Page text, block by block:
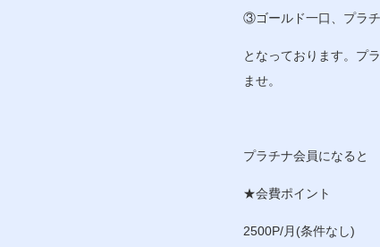
③ゴールド一口、プラ
となっております。プ
ませ。
プラチナ会員になると
★会費ポイント
2500P/月(条件なし)